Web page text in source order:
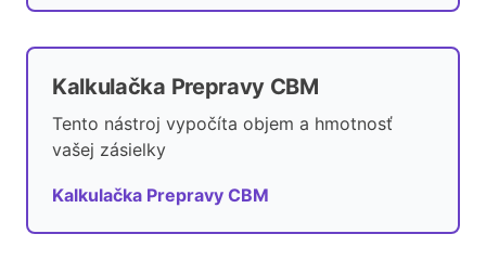
Kalkulačka Prepravy CBM
Tento nástroj vypočíta objem a hmotnosť
vašej zásielky
Kalkulačka Prepravy CBM